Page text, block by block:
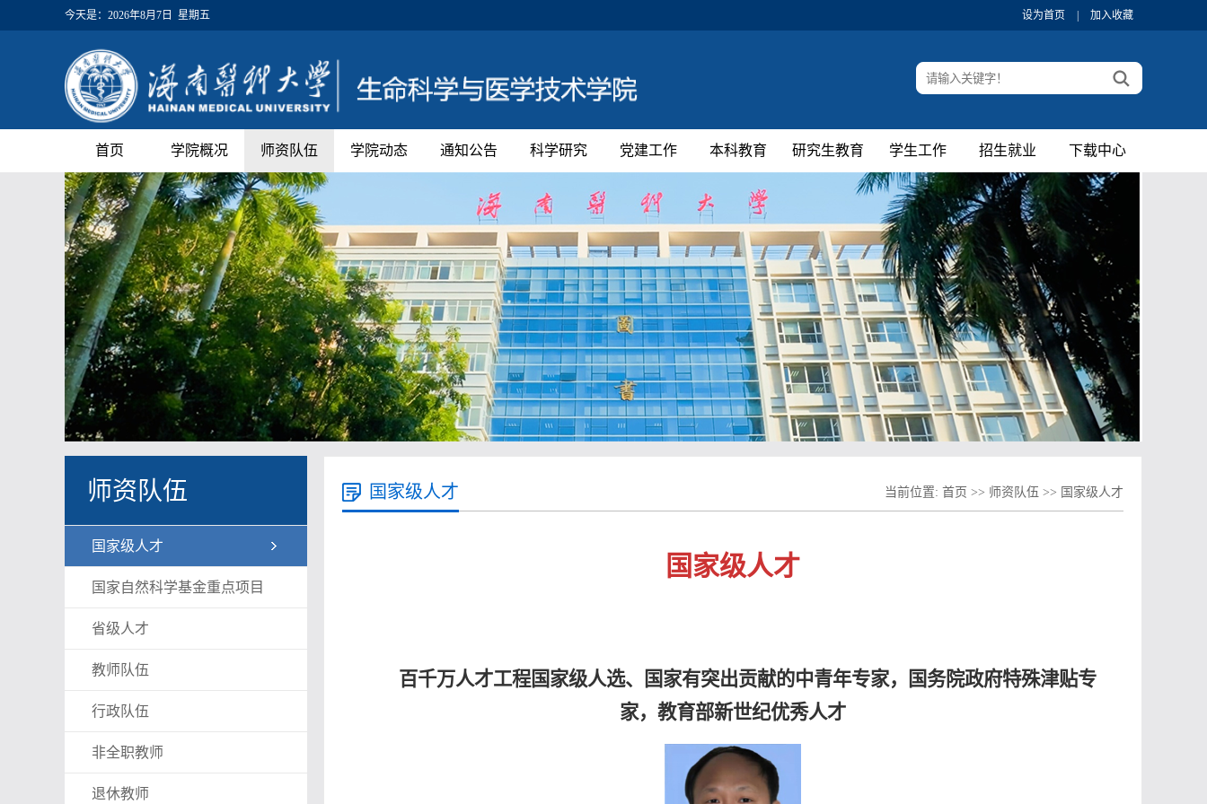
今天是： 2026年8月7日 星期五 设为首页 加入收藏
首页 学院概况 师资队伍 学院动态 通知公告 科学研究 党建工作 本科教育 研究生教育 学生工作 招生就业 下载中心
师资队伍
国家级人才
国家自然科学基金重点项目
省级人才
教师队伍
行政队伍
非全职教师
退休教师
国家级人才 当前位置: 首页 >> 师资队伍 >> 国家级人才
国家级人才
百千万人才工程国家级人选、国家有突出贡献的中青年专家，国务院政府特殊津贴专
家，教育部新世纪优秀人才